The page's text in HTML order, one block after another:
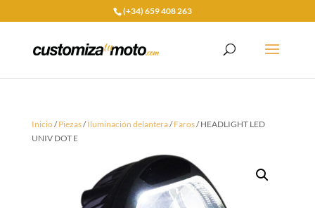
(+34) 659 408 263
Inicio/Piezas/Iluminación delantera/Faros/ HEADLIGHT LED
UNIV DOT E